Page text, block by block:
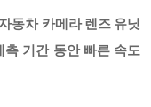
동차 카메라 렌즈 유닛
측 기간 동안 빠른 속도